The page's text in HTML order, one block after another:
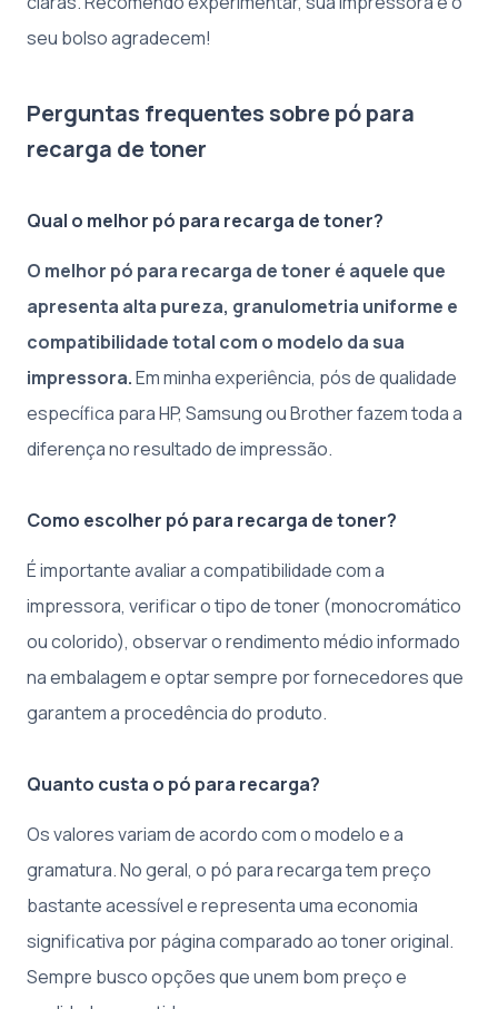
seu bolso agradecem!
Perguntas frequentes sobre pó para
recarga de toner
Qual o melhor pó para recarga de toner?
O melhor pó para recarga de toner é aquele que
apresenta alta pureza, granulometria uniforme e
compatibilidade total com o modelo da sua
impressora.Em minha experiência, pós de qualidade
específica para HP, Samsung ou Brother fazem toda a
diferença no resultado de impressão.
Como escolher pó para recarga de toner?
É importante avaliar a compatibilidade com a
impressora, verificar o tipo de toner (monocromático
ou colorido), observar o rendimento médio informado
na embalagem e optar sempre por fornecedores que
garantem a procedência do produto.
Quanto custa o pó para recarga?
Os valores variam de acordo com o modelo e a
gramatura. No geral, o pó para recarga tem preço
bastante acessível e representa uma economia
significativa por página comparado ao toner original.
Sempre busco opções que unem bom preço e